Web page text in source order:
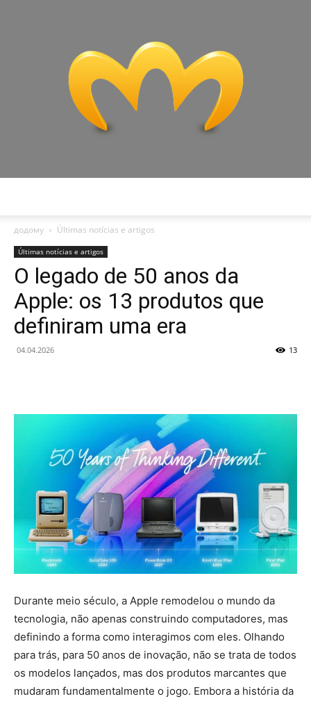
додому
Últimas notícias e artigos
Últimas notícias e artigos
O legado de 50 anos da
Apple: os 13 produtos que
definiram uma era
04.04.2026 13
Durante meio século, a Apple remodelou o mundo da
tecnologia, não apenas construindo computadores, mas
definindo a forma como interagimos com eles. Olhando
para trás, para 50 anos de inovação, não se trata de todos
os modelos lançados, mas dos produtos marcantes que
mudaram fundamentalmente o jogo. Embora a história da